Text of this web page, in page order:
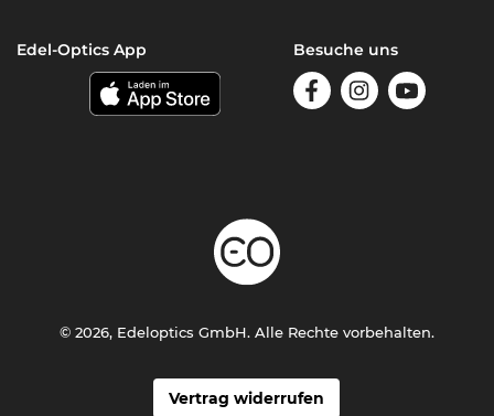
Edel-Optics App Besuche uns
Vertrag widerrufen
© 2026, Edeloptics GmbH. Alle Rechte vorbehalten.